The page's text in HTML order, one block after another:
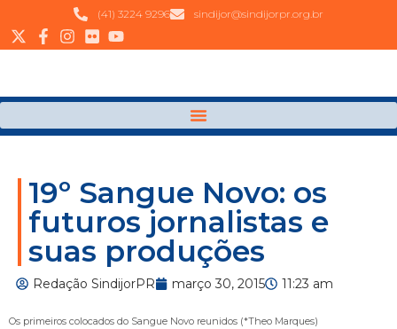
(41) 3224 9296 sindijor@sindijorpr.org.br
19º Sangue Novo: os
futuros jornalistas e
suas produções
Redação SindijorPR março 30, 2015 11:23 am
Os primeiros colocados do Sangue Novo reunidos (*Theo Marques)